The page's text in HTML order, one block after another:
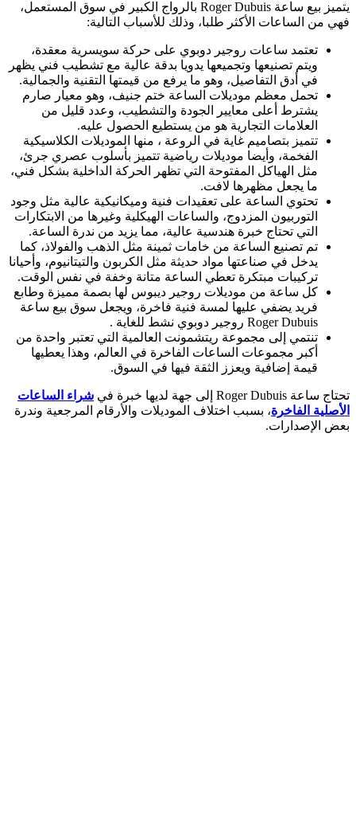
يتميز بيع ساعة Roger Dubuis بالرواج الكبير في سوق المستعمل،
فهي من الساعات الأكثر طلبا، وذلك للأسباب التالية:
تعتمد ساعات روجير دوبوي على حركة سويسرية معقدة،
ويتم تصنيعها وتجميعها يدويا بدقة عالية مع تشطيب فني يظهر
في أدق التفاصيل، وهو ما يرفع من قيمتها التقنية والجمالية.
تحمل معظم موديلات الساعة ختم جنيف، وهو معيار صارم
يشترط أعلى معايير الجودة والتشطيب، وعدد قليل من
العلامات التجارية هو من يستطيع الحصول عليه.
تتميز بتصاميم غاية في الروعة ، منها الموديلات الكلاسيكية
الفخمة، وأيضا موديلات رياضية تتميز بأسلوب عصري جرئ،
مثل الهياكل المفتوحة التي تظهر الحركة الداخلية بشكل فني،
ما يجعل مظهرها لافت.
تحتوي الساعة على تعقيدات فنية وميكانيكية عالية مثل وجود
التوربيون المزدوج، والساعات الهيكلية وغيرها من الابتكارات
التي تحتاج خبرة هندسية عالية، مما يزيد من ندرة الساعة.
تم تصنيع الساعة من خامات ثمينة مثل الذهب والفولاذ، كما
يدخل في صناعتها مواد حديثة مثل الكربون والتيتانيوم، وأحيانا
تركيبات مبتكرة تعطي الساعة متانة وخفة في نفس الوقت.
كل ساعة من موديلات روجير ديبوس لها بصمة مميزة وطابع
فريد يضفي عليها لمسة فنية فاخرة، ويجعل سوق بيع ساعة
Roger Dubuis روجير دوبوي نشط للغاية .
تنتمي إلى مجموعة ريتشمونت العالمية التي تعتبر واحدة من
أكبر مجموعات الساعات الفاخرة في العالم، وهذا يعطيها
قيمة إضافية ويعزز الثقة فيها في السوق.
تحتاج ساعة Roger Dubuis إلى جهة لديها خبرة في
شراء الساعات
الأصلية الفاخرة، بسبب اختلاف الموديلات والأرقام المرجعية وندرة
بعض الإصدارات.